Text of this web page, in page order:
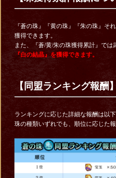
『蒼の珠』『黄の珠』『朱の珠』そ
獲得できます。
また、『蒼/⻩/朱の珠獲得累計』で
『白の結晶』を獲得できます。
【同盟ランキング報酬
ランキングに応じた詳細な報酬は以下
珠の種類いずれでも、順位に応じた報